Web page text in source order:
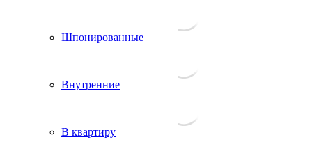
Шпонированные
Внутренние
В квартиру